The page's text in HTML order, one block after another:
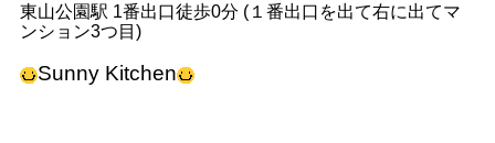
東山公園駅 1番出口徒歩0分 ( １番出口を出て右に出てマ
ンション3つ目)
Sunny Kitchen